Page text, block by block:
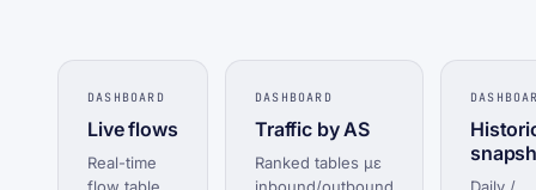
DASHBOARD
Live flows
Real-time
DASHBOARD
Traffic by AS
Ranked tables με